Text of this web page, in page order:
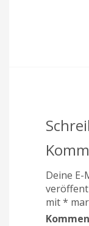
Deine E-
mit*